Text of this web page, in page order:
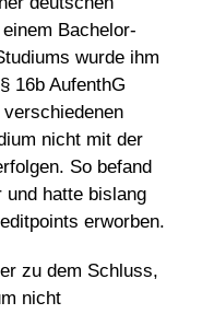
Bachelor-
wurde ihm
16b AufenthG
nicht mit der
So befand
hatte bislang
erworben.
zu dem Schluss,
nicht